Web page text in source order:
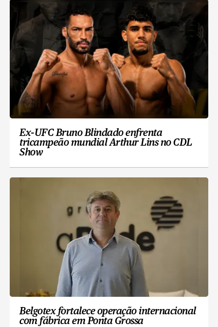
Ex-UFC Bruno Blindado enfrenta
tricampeão mundial Arthur Lins no CDL
Show
Belgotex fortalece operação internacional
com fábrica em Ponta Grossa